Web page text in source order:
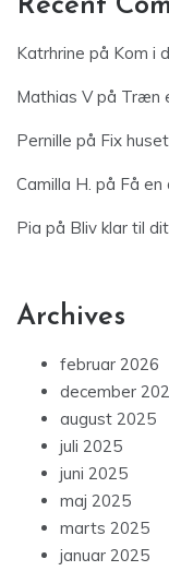
Recent
Katrhrine på Kom i
Mathias Vpå Træn
Pernille på Fix
Camilla H. på Få en
Pia på Bliv klar til
Archives
februar 2026
december
august 2025
juli 2025
juni 2025
maj 2025
marts 2025
januar 2025